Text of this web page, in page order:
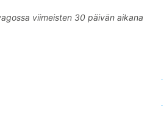
viimeisten 30 päivän aikana